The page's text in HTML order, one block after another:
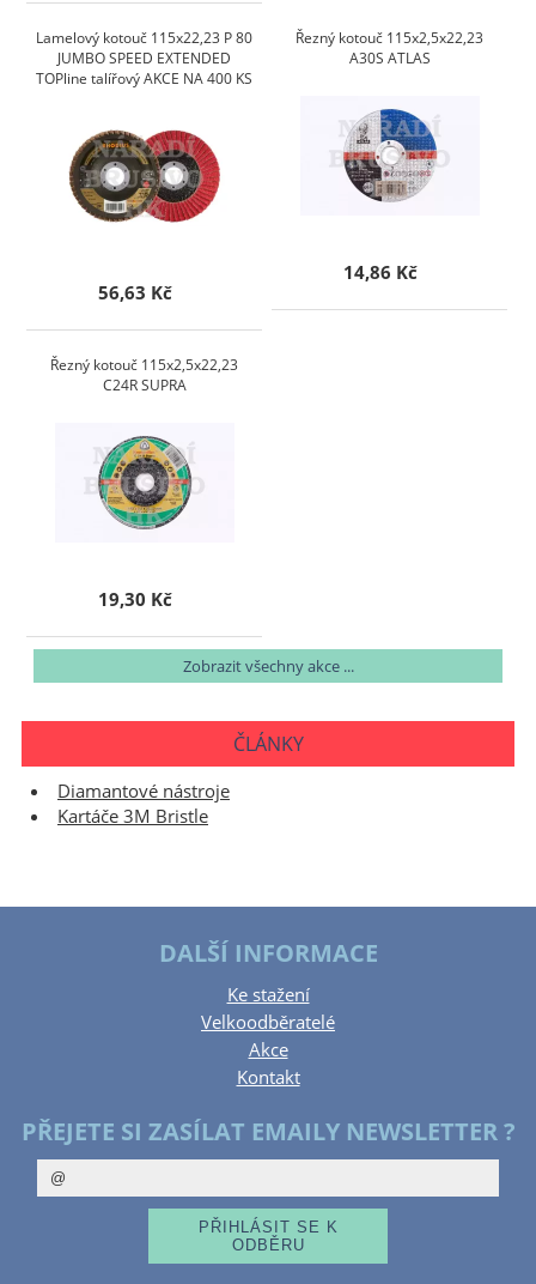
Lamelový kotouč 115x22,23 P 80
JUMBO SPEED EXTENDED
TOPline talířový AKCE NA 400 KS
56,63 Kč
Řezný kotouč 115x2,5x22,23
A30S ATLAS
14,86 Kč
Řezný kotouč 115x2,5x22,23
C24R SUPRA
19,30 Kč
Zobrazit všechny akce ...
ČLÁNKY
Diamantové nástroje
Kartáče 3M Bristle
DALŠÍ INFORMACE
Ke stažení
Velkoodběratelé
Akce
Kontakt
PŘEJETE SI ZASÍLAT EMAILY NEWSLETTER ?